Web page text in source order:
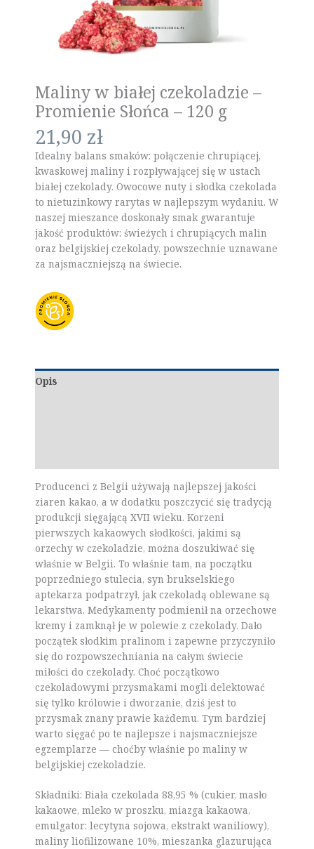
Maliny w białej czekoladzie –
Promienie Słońca – 120 g
21,90 zł
Idealny balans smaków: połączenie chrupiącej,
kwaskowej maliny i rozpływającej się w ustach
białej czekolady. Owocowe nuty i słodka czekolada
to nietuzinkowy rarytas w najlepszym wydaniu. W
naszej mieszance doskonały smak gwarantuje
jakość produktów: świeżych i chrupiących malin
oraz belgijskiej czekolady, powszechnie uznawane
za najsmaczniejszą na świecie.
Opis
Producenci z Belgii używają najlepszej jakości
ziaren kakao, a w dodatku poszczycić się tradycją
produkcji sięgającą XVII wieku. Korzeni
pierwszych kakaowych słodkości, jakimi są
orzechy w czekoladzie, można doszukiwać się
właśnie w Belgii. To właśnie tam, na początku
poprzedniego stulecia, syn brukselskiego
aptekarza podpatrzył, jak czekoladą oblewane są
lekarstwa. Medykamenty podmienił na orzechowe
kremy i zamknął je w polewie z czekolady. Dało
początek słodkim pralinom i zapewne przyczyniło
się do rozpowszechniania na całym świecie
miłości do czekolady. Choć początkowo
czekoladowymi przysmakami mogli delektować
się tylko królowie i dworzanie, dziś jest to
przysmak znany prawie każdemu. Tym bardziej
warto sięgać po te najlepsze i najsmaczniejsze
egzemplarze — choćby właśnie po maliny w
belgijskiej czekoladzie.
Składniki: Biała czekolada 88,95 % (cukier, masło
kakaowe, mleko w proszku, miazga kakaowa,
emulgator: lecytyna sojowa, ekstrakt waniliowy),
maliny liofilizowane 10%, mieszanka glazurująca